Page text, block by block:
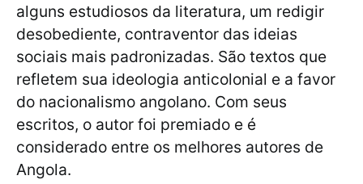
alguns estudiosos da literatura, um redigir
desobediente, contraventor das ideias
sociais mais padronizadas. São textos que
refletem sua ideologia anticolonial e a favor
do nacionalismo angolano. Com seus
escritos, o autor foi premiado e é
considerado entre os melhores autores de
Angola.